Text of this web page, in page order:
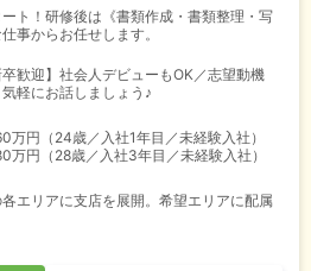
ト！研修後は《書類作成・書類整理・写
事からお任せします。
卒歓迎】社会人デビューもOK／志望動機
軽にお話しましょう♪
万円（24歳／入社1年目／未経験入社）
万円（28歳／入社3年目／未経験入社）
各エリアに支店を展開。希望エリアに配属